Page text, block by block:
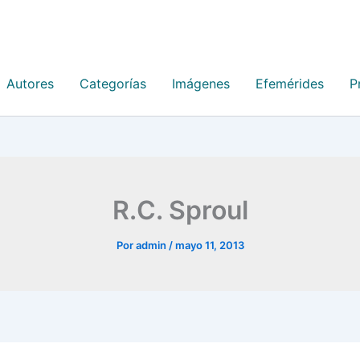
Autores Categorías Imágenes Efemérides
R.C. Sproul
Poradmin /mayo 11, 2013